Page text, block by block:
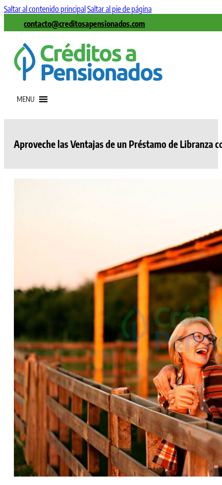
Saltar al contenido principal Saltar al pie de página
contacto@creditosapensionados.com
MENU
Aproveche las Ventajas de un Préstamo de Libranza